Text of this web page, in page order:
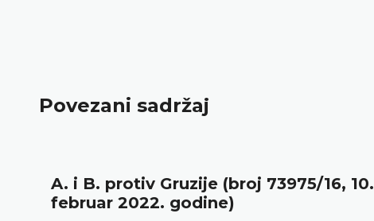
Povezani sadržaj
A. i B. protiv Gruzije (broj 73975/16, 10.
februar 2022. godine)